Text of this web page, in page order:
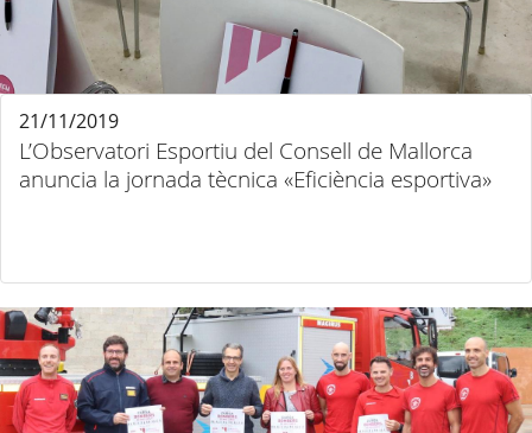
L’Observatori Esportiu del Consell de Mallorca
anuncia la jornada tècnica «Eficiència esportiva»
21/11/2019